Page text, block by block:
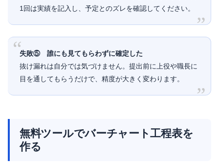
1回は実績を記入し、予定とのズレを確認してください。
失敗⑤ 誰にも見てもらわずに確定した
抜け漏れは自分では気づけません。提出前に上役や職長に
目を通してもらうだけで、精度が大きく変わります。
無料ツールでバーチャート工程表を
作る